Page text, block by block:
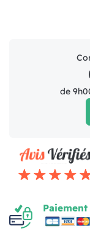
de